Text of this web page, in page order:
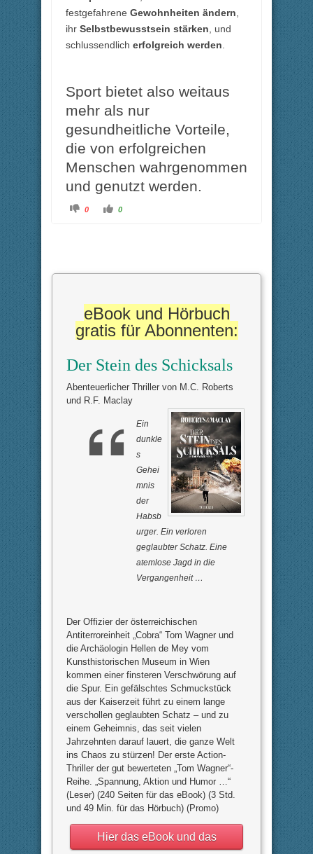
festgefahrene Gewohnheiten ändern
ihr Selbstbewusstsein stärken , und
schlussendlich erfolgreich werden
Sport bietet also weitaus
mehr als nur
gesundheitliche Vorteile,
die von erfolgreichen
Menschen wahrgenommen
und genutzt werden.
A
f
u
m
e
n
h
n
t
e
0
A
f
u
e
n
h
b
e
n
0
eBook und Hörbuch
gratis für Abonnenten:
Der Stein des Schicksals
Abenteuerlicher Thriller von M.C. Roberts
und R.F. Maclay
Ein
dunkle
s
Gehei
mnis
der
Habsb
urger. Ein verloren
geglaubter Schatz. Eine
atemlose Jagd in die
Vergangenheit …
Der Offizier der österreichischen
Antiterroreinheit „Cobra“ Tom Wagner und
die Archäologin Hellen de Mey vom
Kunsthistorischen Museum in Wien
kommen einer finsteren Verschwörung auf
die Spur. Ein gefälschtes Schmuckstück
aus der Kaiserzeit führt zu einem lange
verschollen geglaubten Schatz – und zu
einem Geheimnis, das seit vielen
Jahrzehnten darauf lauert, die ganze Welt
ins Chaos zu stürzen! Der erste Action-
Thriller der gut bewerteten „Tom Wagner“-
Reihe. „Spannung, Aktion und Humor …“
(Leser) (240 Seiten für das eBook) (3 Std.
und 49 Min. für das Hörbuch) (Promo)
Hier das eBook und das